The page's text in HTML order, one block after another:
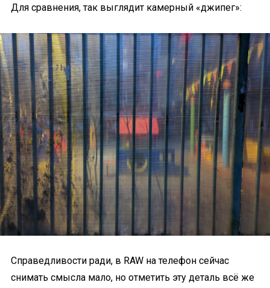
Для сравнения, так выглядит камерный «джипег»:
Справедливости ради, в RAW на телефон сейчас
снимать смысла мало, но отметить эту деталь всё же